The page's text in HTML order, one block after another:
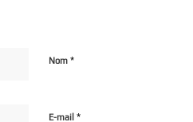
Nom*
E-mail*